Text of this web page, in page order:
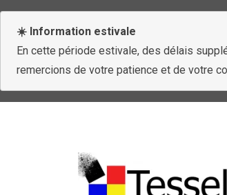
☀️ Information estivale
En cette période estivale, des délais
remercions de votre patience et de votre